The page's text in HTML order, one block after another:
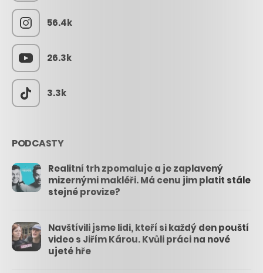
56.4k
26.3k
3.3k
PODCASTY
Realitní trh zpomaluje a je zaplavený
mizernými makléři. Má cenu jim platit stále
stejné provize?
Navštívili jsme lidi, kteří si každý den pouští
video s Jiřím Károu. Kvůli práci na nové
ujeté hře